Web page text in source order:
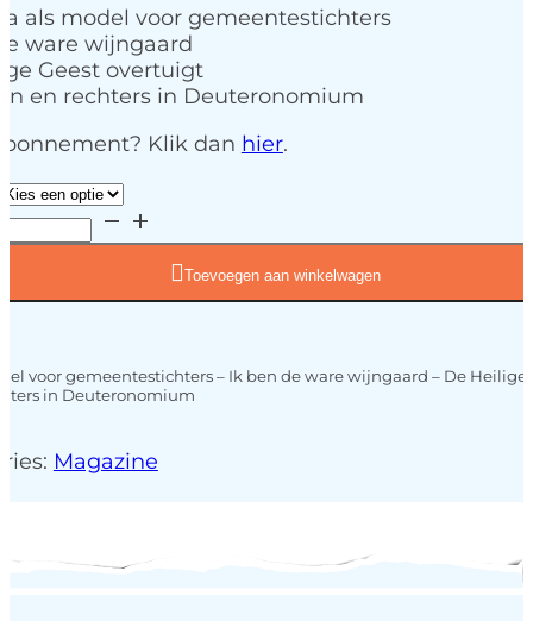
als model voor gemeentestichters
ware wijngaard
Geest overtuigt
en rechters in Deuteronomium
Klik dan hier.
Toevoegen aan winkelwagen
Magazine
voor gemeentestichters – Ik ben de ware wijngaard – De Heilige
in Deuteronomium